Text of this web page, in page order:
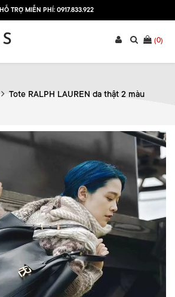
HỖ TRỢ MIỄN PHÍ: 0917.833.922
(0)
Tote RALPH LAUREN da thật 2 màu